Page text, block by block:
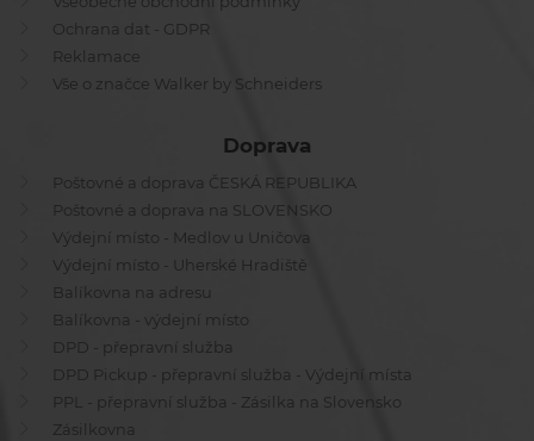
Ochrana dat - GDPR
Reklamace
Vše o značce Walker by Schneiders
Doprava
Poštovné a doprava ČESKÁ REPUBLIKA
Poštovné a doprava na SLOVENSKO
Výdejní místo - Medlov u Uničova
Výdejní místo - Uherské Hradiště
Balíkovna na adresu
Balíkovna - výdejní místo
DPD - přepravní služba
DPD Pickup - přepravní služba - Výdejní místa
PPL - přepravní služba - Zásilka na Slovensko
Zásilkovna